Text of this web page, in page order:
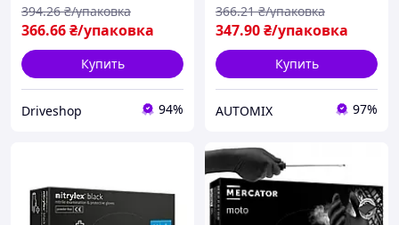
366.66₴/упаковка
394.26 ₴/упаковка
Купить
Driveshop 94%
347.90₴/упаковка
366.21 ₴/упаковка
Купить
AUTOMIX 97%